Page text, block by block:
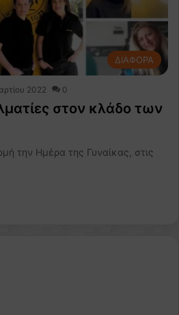
ΔΙΑΦΟΡΑ
2022 0
στον κλάδο των
την Ημέρα της Γυναίκας, στις